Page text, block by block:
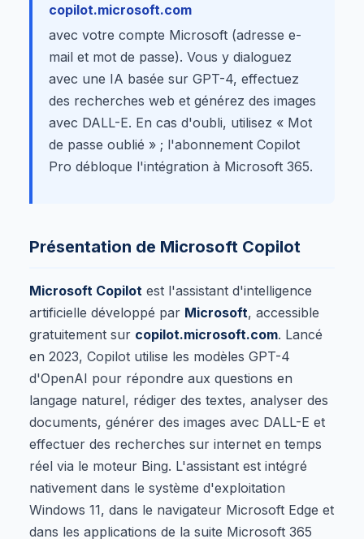
copilot.microsoft.com
avec votre compte Microsoft (adresse e-
mail et mot de passe). Vous y dialoguez
avec une IA basée sur GPT-4, effectuez
des recherches web et générez des images
avec DALL-E. En cas d'oubli, utilisez « Mot
de passe oublié » ; l'abonnement Copilot
Pro débloque l'intégration à Microsoft 365.
Présentation de Microsoft Copilot
Microsoft Copilot est l'assistant d'intelligence
artificielle développé par Microsoft, accessible
gratuitement sur copilot.microsoft.com. Lancé
en 2023, Copilot utilise les modèles GPT-4
d'OpenAI pour répondre aux questions en
langage naturel, rédiger des textes, analyser des
documents, générer des images avec DALL-E et
effectuer des recherches sur internet en temps
réel via le moteur Bing. L'assistant est intégré
nativement dans le système d'exploitation
Windows 11, dans le navigateur Microsoft Edge et
dans les applications de la suite Microsoft 365